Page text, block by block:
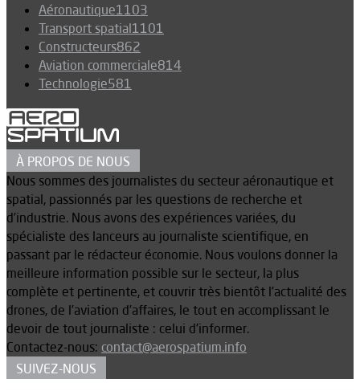
Aéronautique1103
Transport spatial1101
Constructeurs862
Aviation commerciale814
Technologie581
À PROPOS DE NOUS
Nous sommes des journalistes du secteur aéronautique et
spatial, passionnés par les questions de recherche et
d’industrie. Nous avons des expériences variées, du
spécialiste des lanceurs au journaliste scientifique, en
passant par le rédacteur économie. Nous voulons donner la
meilleure information possible sur le secteur, la plus
complète et pertinente, et couvrir très bientôt l’actualité des
drones, de l’aviation d’affaires, le tout en accomplissant le
devoir de tout journaliste : celui d’informer.
Contactez-nous: contact@aerospatium.info
SUIVEZ-NOUS